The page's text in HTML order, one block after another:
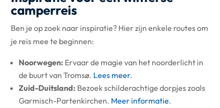
camperreis
Ben je op zoek naar inspiratie? Hier zijn enkele routes om
je reis mee te beginnen:
Noorwegen: Ervaar de magie van het noorderlicht in
de buurt van Tromsø. Lees meer.
Zuid-Duitsland: Bezoek schilderachtige dorpjes zoals
Garmisch-Partenkirchen. Meer informatie.